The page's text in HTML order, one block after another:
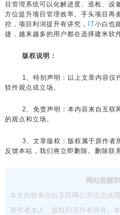
目管理系统可以化解进度、巡检、设
方位提升项目管理效率。手头项目再
控，项目利润提升有讲究，
IT小白也
捷，越来越多的用户都在选择建米软
版权说明：
1、特别声明：以上文章内容仅代
软件观点或立场。
2、免责声明：本内容来自互联网
的观点和立场。
3、文章版权：版权属于原作者所
反馈本站，我们将立即删除。删除联
网站提醒
本文内容来自自互联网公开信息或
表作者本人，版权归原作者所有。